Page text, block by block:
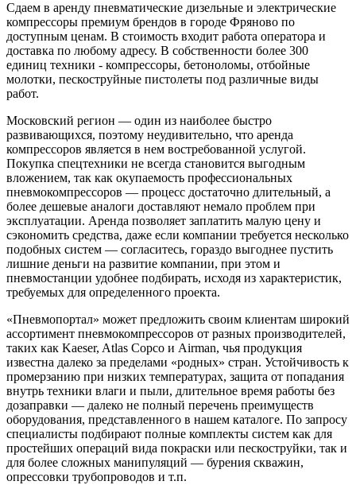
Сдаем в аренду пневматические дизельные и электрические
компрессоры премиум брендов в городе Фряново по
доступным ценам. В стоимость входит работа оператора и
доставка по любому адресу. В собственности более 300
единиц техники - компрессоры, бетоноломы, отбойные
молотки, пескоструйные пистолеты под различные виды
работ.
Московский регион — один из наиболее быстро
развивающихся, поэтому неудивительно, что аренда
компрессоров является в нем востребованной услугой.
Покупка спецтехники не всегда становится выгодным
вложением, так как окупаемость профессиональных
пневмокомпрессоров — процесс достаточно длительный, а
более дешевые аналоги доставляют немало проблем при
эксплуатации. Аренда позволяет заплатить малую цену и
сэкономить средства, даже если компании требуется несколько
подобных систем — согласитесь, гораздо выгоднее пустить
лишние деньги на развитие компании, при этом и
пневмостанции удобнее подбирать, исходя из характеристик,
требуемых для определенного проекта.
«Пневмопортал» может предложить своим клиентам широкий
ассортимент пневмокомпрессоров от разных производителей,
таких как Kaeser, Atlas Copco и Airman, чья продукция
известна далеко за пределами «родных» стран. Устойчивость к
промерзанию при низких температурах, защита от попадания
внутрь техники влаги и пыли, длительное время работы без
дозаправки — далеко не полный перечень преимуществ
оборудования, представленного в нашем каталоге. По запросу
специалисты подбирают полные комплекты систем как для
простейших операций вида покраски или пескоструйки, так и
для более сложных манипуляций — бурения скважин,
опрессовки трубопроводов и т.п.